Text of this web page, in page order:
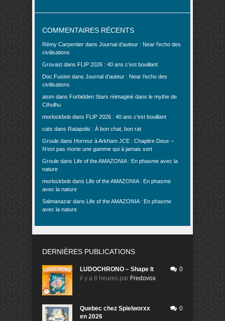
COMMENTAIRES RÉCENTS
Rémy Carpentier dans Journal d’auteur : Near l’echo des
civilisations
Grovast dans FLIP 2026 : 40 ans c’est bouillant
Doc.Fusion dans Journal d’auteur : Near l’echo des
civilisations
atom dans Forbidden Stars réimaginé dans le mythe de
Cthulhu
morlockbob dans FLIP 2026 : 40 ans c’est bouillant
cats dans Ratapolis : À bon chat, bon rat
Groule dans Horreur à Arkham JCE : Chapitre Deux –
N’est pas morte une gamme qui à jamais sort
Groule dans Life of the AMAZONIA : En phasme avec la
nature
morlockbob dans Life of the AMAZONIA : En phasme
avec la nature
Salmanazar dans Life of the AMAZONIA : En phasme
avec la nature
DERNIÈRES PUBLICATIONS
LUDOCHRONO – Shape It
il y a 8 heures par Fredovox
0
Quebec chez Spielworxx
en 2026
0